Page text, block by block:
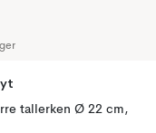
tallerken Ø 22 cm,